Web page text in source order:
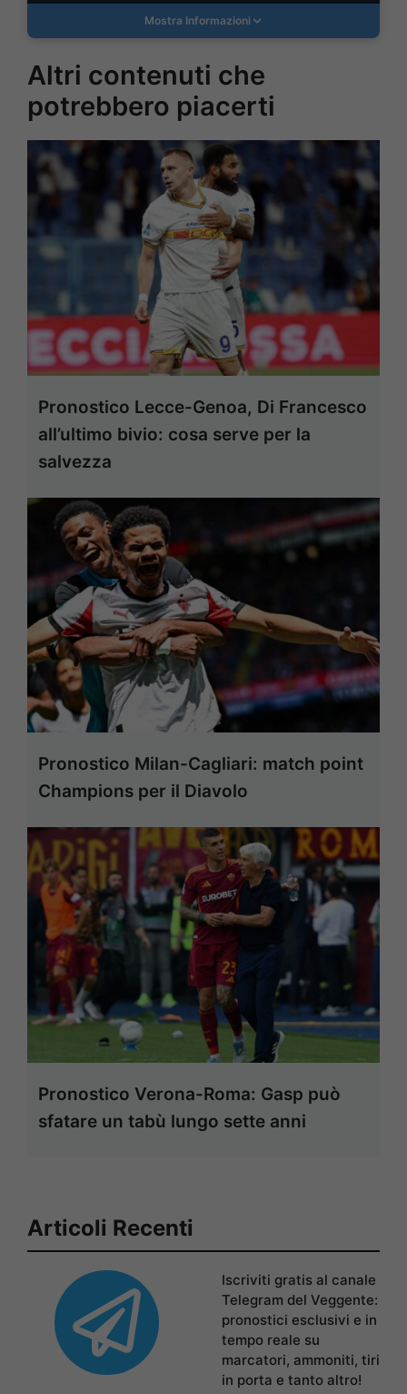
Mostra Informazioni
Altri contenuti che
potrebbero piacerti
Pronostico Lecce-Genoa, Di Francesco
all’ultimo bivio: cosa serve per la
salvezza
Pronostico Milan-Cagliari: match point
Champions per il Diavolo
Pronostico Verona-Roma: Gasp può
sfatare un tabù lungo sette anni
Articoli Recenti
Iscriviti gratis al canale
Telegram del Veggente:
pronostici esclusivi e in
tempo reale su
marcatori, ammoniti, tiri
in porta e tanto altro!